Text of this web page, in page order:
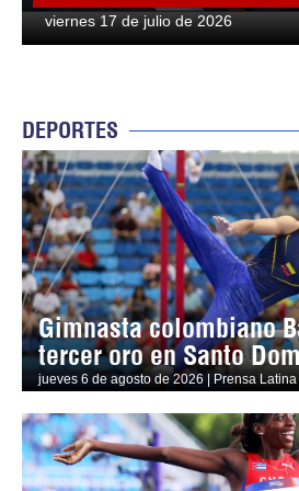
viernes 17 de julio de 2026
DEPORTES
Gimnasta colombiano
tercer oro en Santo
jueves 6 de agosto de 2026 | Prensa Latina